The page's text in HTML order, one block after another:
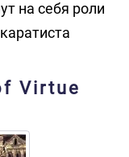
на себя роли
Virtue